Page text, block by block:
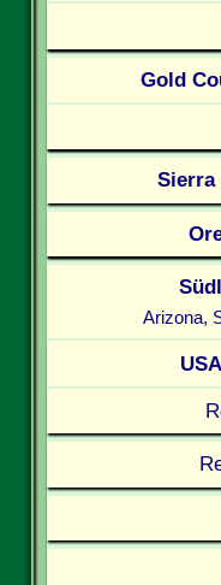
Gold
Sierra
Arizona,